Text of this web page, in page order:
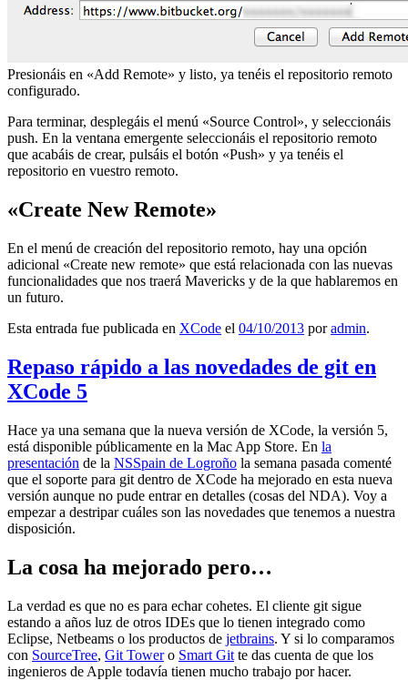
Presionáis en «Add Remote» y listo, ya tenéis el repositorio remoto
configurado.
Para terminar, desplegáis el menú «Source Control», y seleccionáis
push. En la ventana emergente seleccionáis el repositorio remoto
que acabáis de crear, pulsáis el botón «Push» y ya tenéis el
repositorio en vuestro remoto.
«Create New Remote»
En el menú de creación del repositorio remoto, hay una opción
adicional «Create new remote» que está relacionada con las nuevas
funcionalidades que nos traerá Mavericks y de la que hablaremos en
un futuro.
Esta entrada fue publicada en XCode el 04/10/2013 poradmin.
Repaso rápido a las novedades de git en
XCode 5
Hace ya una semana que la nueva versión de XCode, la versión 5,
está disponible públicamente en la Mac App Store. En la
presentación de la NSSpain de Logroño la semana pasada comenté
que el soporte para git dentro de XCode ha mejorado en esta nueva
versión aunque no pude entrar en detalles (cosas del NDA). Voy a
empezar a destripar cuáles son las novedades que tenemos a nuestra
disposición.
La cosa ha mejorado pero…
La verdad es que no es para echar cohetes. El cliente git sigue
estando a años luz de otros IDEs que lo tienen integrado como
Eclipse, Netbeams o los productos de jetbrains. Y si lo comparamos
con SourceTree, Git Towero Smart Git te das cuenta de que los
ingenieros de Apple todavía tienen mucho trabajo por hacer.